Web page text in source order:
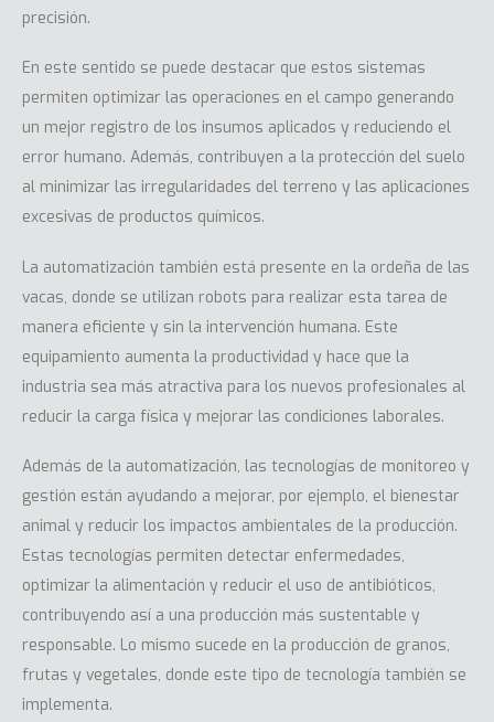
precisión.
En este sentido se puede destacar que estos sistemas
permiten optimizar las operaciones en el campo generando
un mejor registro de los insumos aplicados y reduciendo el
error humano. Además, contribuyen a la protección del suelo
al minimizar las irregularidades del terreno y las aplicaciones
excesivas de productos químicos.
La automatización también está presente en la ordeña de las
vacas, donde se utilizan robots para realizar esta tarea de
manera eficiente y sin la intervención humana. Este
equipamiento aumenta la productividad y hace que la
industria sea más atractiva para los nuevos profesionales al
reducir la carga física y mejorar las condiciones laborales.
Además de la automatización, las tecnologías de monitoreo y
gestión están ayudando a mejorar, por ejemplo, el bienestar
animal y reducir los impactos ambientales de la producción.
Estas tecnologías permiten detectar enfermedades,
optimizar la alimentación y reducir el uso de antibióticos,
contribuyendo así a una producción más sustentable y
responsable. Lo mismo sucede en la producción de granos,
frutas y vegetales, donde este tipo de tecnología también se
implementa.